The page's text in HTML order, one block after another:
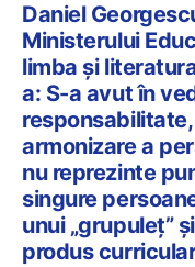
Daniel
Ministerului
limba și
a: S-a avut în
armonizare a
nu reprezinte
singure
unui „grupuleț”
produs